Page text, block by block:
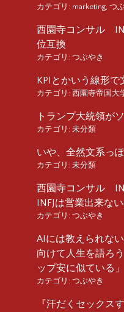
カテゴリ: marketing つ
西園寺コンサル
位互換
カテゴリ: つぶやき
KPIとかいう線形で
カテゴリ: 西園寺帝国
トランプ大統領が
カテゴリ: 未分類
いや、全然文系っ
カテゴリ: 未分類
西園寺コンサル
INFJは営業出来な
カテゴリ: つぶやき
AIには教えられな
向けて人生を語ろ
ップ安に似ている」
カテゴリ: つぶやき
『汗だくセックス